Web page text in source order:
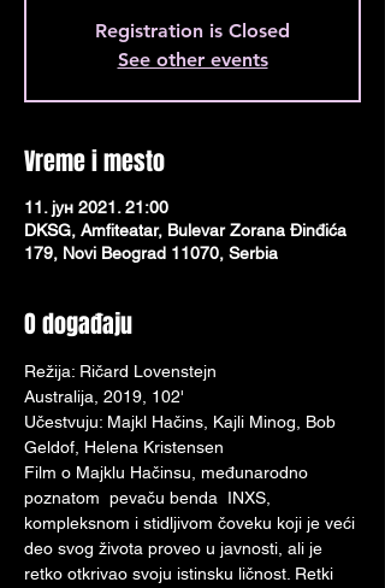
Registration is Closed
See other events
Vreme i mesto
11. јун 2021. 21:00
DKSG, Amfiteatar, Bulevar Zorana Đinđića
179, Novi Beograd 11070, Serbia
O događaju
Režija: Ričard Lovenstejn
Australija, 2019, 102'
Učestvuju: Majkl Hačins, Кajli Minog, Bob
Geldof, Helena Кristensen
Film o Majklu Hačinsu, međunarodno
poznatom  pevaču benda  INXS,
kompleksnom i stidljivom čoveku koji je veći
deo svog života proveo u javnosti, ali je
retko otkrivao svoju istinsku ličnost. Retki